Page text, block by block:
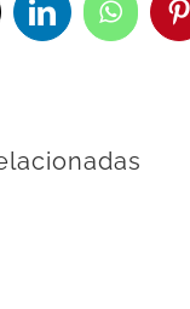
LinkedIn